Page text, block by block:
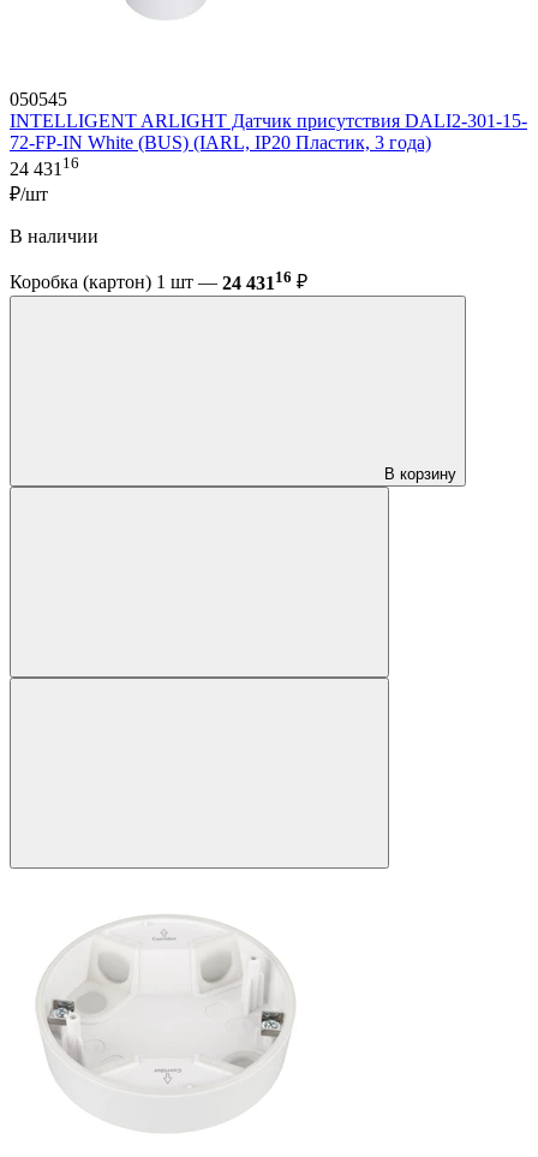
050545
INTELLIGENT ARLIGHT Датчик присутствия DALI2-301-15-
72-FP-IN White (BUS) (IARL, IP20 Пластик, 3 года)
24 431 16
₽/шт
В наличии
Коробка (картон) 1 шт — 24 431 16 ₽
В корзину